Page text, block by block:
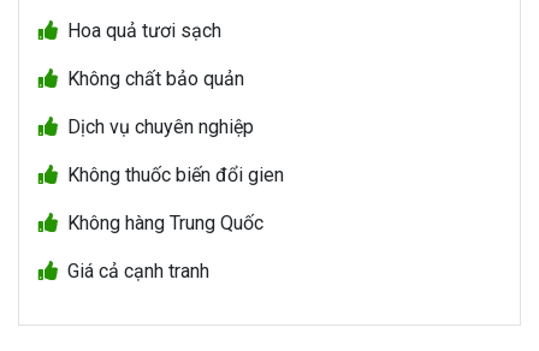
Hoa quả tươi sạch
Không chất bảo quản
Dịch vụ chuyên nghiệp
Không thuốc biến đổi gien
Không hàng Trung Quốc
Giá cả cạnh tranh